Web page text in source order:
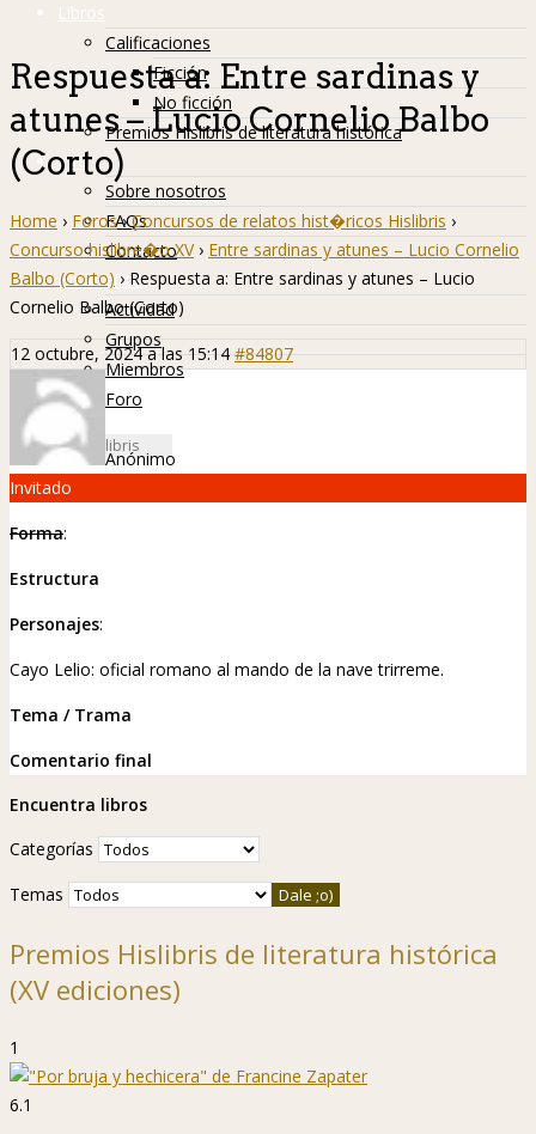
Libros
Calificaciones
Ficción
No ficción
Premios Hislibris de literatura histórica
Info
Sobre nosotros
FAQs
Contacto
Hislibreños
Actividad
Grupos
Miembros
Foro
Respuesta a: Entre sardinas y
atunes – Lucio Cornelio Balbo
(Corto)
Home › Foros › Concursos de relatos hist�ricos Hislibris ›
Concurso hislibre�o XV › Entre sardinas y atunes – Lucio Cornelio
Balbo (Corto) › Respuesta a: Entre sardinas y atunes – Lucio
Cornelio Balbo (Corto)
12 octubre, 2024 a las 15:14 #84807
Anónimo
Invitado
Forma:
Estructura
Personajes:
Cayo Lelio: oficial romano al mando de la nave trirreme.
Tema / Trama
Comentario final
Encuentra libros
Categorías
Temas
Premios Hislibris de literatura histórica
(XV ediciones)
1
6.1